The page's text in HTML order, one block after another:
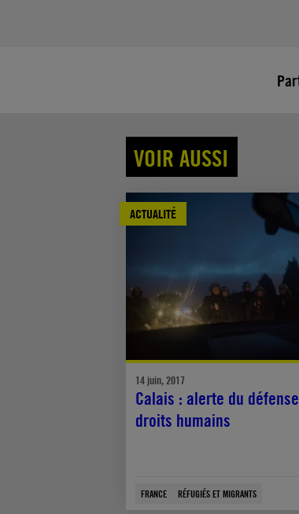
VOIR AUSSI
ACTUALITÉ
14 juin, 2017
Calais : alerte du
droits humains
FRANCE RÉFUGIÉS ET MIGRANTS